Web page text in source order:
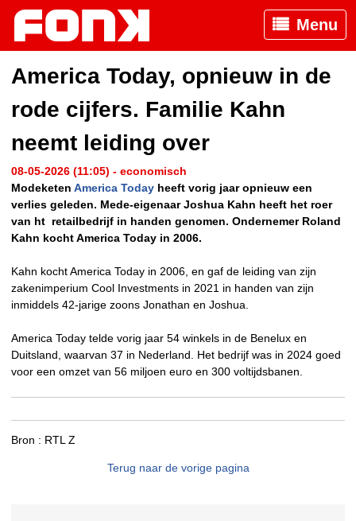
Menu
America Today, opnieuw in de
rode cijfers. Familie Kahn
neemt leiding over
08-05-2026 (11:05) - economisch
Modeketen America Today heeft vorig jaar opnieuw een
verlies geleden. Mede-eigenaar Joshua Kahn heeft het roer
van ht retailbedrijf in handen genomen. Ondernemer Roland
Kahn kocht America Today in 2006.
Kahn kocht America Today in 2006, en gaf de leiding van zijn
zakenimperium Cool Investments in 2021 in handen van zijn
inmiddels 42-jarige zoons Jonathan en Joshua.
America Today telde vorig jaar 54 winkels in de Benelux en
Duitsland, waarvan 37 in Nederland. Het bedrijf was in 2024 goed
voor een omzet van 56 miljoen euro en 300 voltijdsbanen.
Bron : RTL Z
Terug naar de vorige pagina